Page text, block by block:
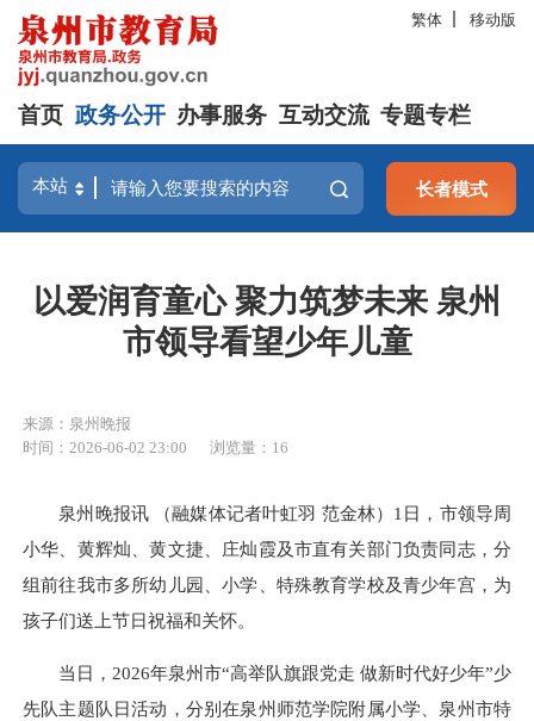
繁体 移动版
首页 政务公开 办事服务 互动交流 专题专栏
长者模式
以爱润育童心 聚力筑梦未来 泉州
市领导看望少年儿童
来源：泉州晚报
时间：2026-06-02 23:00
浏览量： 16
泉州晚报讯 （融媒体记者叶虹羽 范金林）1日，市领导周
小华、黄辉灿、黄文捷、庄灿霞及市直有关部门负责同志，分
组前往我市多所幼儿园、小学、特殊教育学校及青少年宫，为
孩子们送上节日祝福和关怀。
当日，2026年泉州市“高举队旗跟党走 做新时代好少年”少
先队主题队日活动，分别在泉州师范学院附属小学、泉州市特